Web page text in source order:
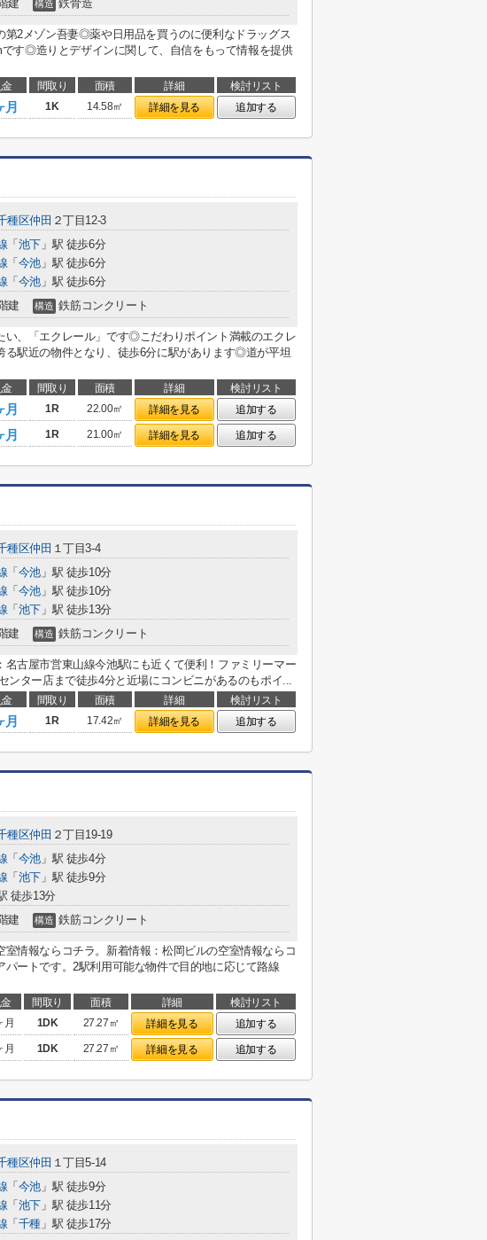
建 構造 鉄骨造
第2メゾン吾妻◎薬や日用品を買うのに便利なドラッグス
です◎造りとデザインに関して、自信をもって情報を提供
間取り 面積 詳細
検討リスト
月 1K 14.58㎡ 詳細を見る 追加する
種区仲田 ２丁目12-3
「 池下 」駅 徒歩6分
「 今池 」駅 徒歩6分
「 今池 」駅 徒歩6分
建 構造 鉄筋コンクリート
い、「エクレール」です◎こだわりポイント満載のエクレ
駅近の物件となり、徒歩6分に駅があります◎道が平坦
間取り 面積 詳細
検討リスト
月 1R 22.00㎡ 詳細を見る
追加する
月 1R 21.00㎡ 詳細を見る 追加する
種区仲田 １丁目3-4
「 今池 」駅 徒歩10分
「 今池 」駅 徒歩10分
「 池下 」駅 徒歩13分
建 構造 鉄筋コンクリート
名古屋市営東山線今池駅にも近くて便利！ファミリーマー
ンター店まで徒歩4分と近場にコンビニがあるのもポイ...
間取り 面積 詳細
検討リスト
月 1R 17.42㎡ 詳細を見る 追加する
種区仲田 ２丁目19-19
「 今池 」駅 徒歩4分
「 池下 」駅 徒歩9分
徒歩13分
建 構造 鉄筋コンクリート
室情報ならコチラ。新着情報：松岡ビルの空室情報ならコ
パートです。2駅利用可能な物件で目的地に応じて路線
間取り 面積 詳細
検討リスト
月 1DK 27.27㎡ 詳細を見る
追加する
月 1DK 27.27㎡ 詳細を見る 追加する
種区仲田 １丁目5-14
「 今池 」駅 徒歩9分
「 池下 」駅 徒歩11分
「 千種 」駅 徒歩17分